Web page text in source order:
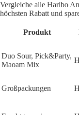
Vergleiche alle Haribo
höchsten Rabatt und
Produkt
Duo Sour, Pick&Party,
Maoam Mix
Großpackungen